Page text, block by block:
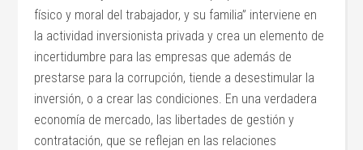
físico y moral del trabajador, y su familia” interviene en
la actividad inversionista privada y crea un elemento de
incertidumbre para las empresas que además de
prestarse para la corrupción, tiende a desestimular la
inversión, o a crear las condiciones. En una verdadera
economía de mercado, las libertades de gestión y
contratación, que se reflejan en las relaciones